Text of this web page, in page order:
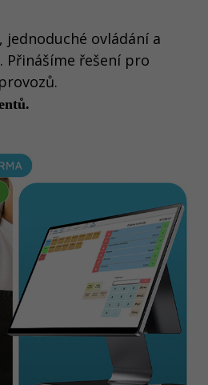
ovládání a
Přinášíme řešení pro